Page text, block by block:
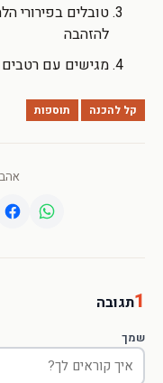
טובלים בפירורי
להזהבה
מגישים עם
קל להכנה תוספות
1תגובה
שמך